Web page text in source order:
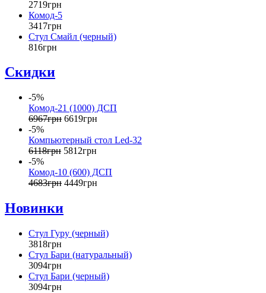
2719грн
Комод-5
3417грн
Стул Смайл (черный)
816грн
Скидки
-5%
Комод-21 (1000) ДСП
6967грн 6619грн
-5%
Компьютерный стол Led-32
6118грн 5812грн
-5%
Комод-10 (600) ДСП
4683грн 4449грн
Новинки
Стул Гуру (черный)
3818грн
Стул Бари (натуральный)
3094грн
Стул Бари (черный)
3094грн